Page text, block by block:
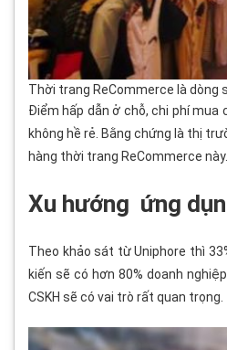
Thời trang ReCommerce là dòng
Điểm hấp dẫn ở chỗ, chi phí mua
không hề rẻ. Bằng chứng là thị
hàng thời trang ReCommerce
Xu hướng ứng
Theo khảo sát từ Uniphore thì
kiến sẽ có hơn 80% doanh
CSKH sẽ có vai trò rất quan trọng.